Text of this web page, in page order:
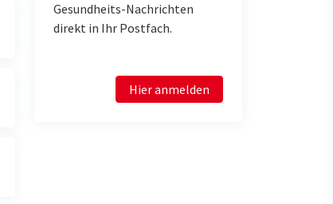
Gesundheits-Nachrichten
direkt in Ihr Postfach.
Hier anmelden